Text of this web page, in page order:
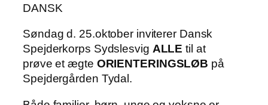
DANSK
Søndag d. 25.oktober inviterer Dansk
Spejderkorps Sydslesvig ALLEtil at
prøve et ægte ORIENTERINGSLØB på
Spejdergården Tydal.